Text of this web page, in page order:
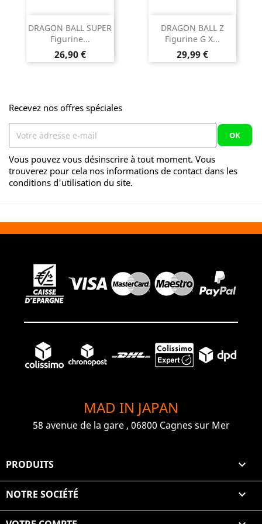
DRAGON BALL SUPER
Figurine...
Prix
26,90 €
DRAGON BALL Z
Figurine G X...
Prix
29,99 €
Recevez nos offres spéciales
Vous pouvez vous désinscrire à tout moment. Vous
trouverez pour cela nos informations de contact dans les
conditions d'utilisation du site.
MAD IN JAPAN
58 avenue de la gare , 06800 Cagnes sur Mer
PRODUITS 
NOTRE SOCIÉTÉ 